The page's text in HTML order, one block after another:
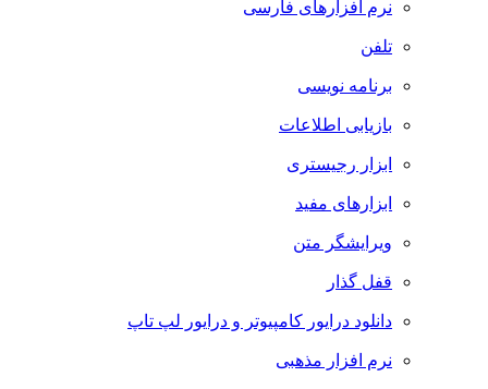
نرم افزارهای فارسی
تلفن
برنامه نویسی
بازیابی اطلاعات
ابزار رجیستری
ابزارهای مفید
ویرایشگر متن
قفل گذار
دانلود درایور کامپیوتر و درایور لپ تاپ
نرم افزار مذهبی